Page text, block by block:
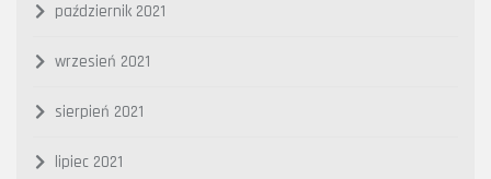
październik 2021
wrzesień 2021
sierpień 2021
lipiec 2021